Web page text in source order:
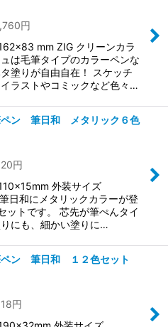
円
mm ZIG クリーンカラ
は毛筆タイプのカラーペンな
塗りが自由自在！ スケッチ
ラストやコミックなど色々…
ペン 筆日和 メタリック６色
円
外装サイズ
日和にメタリックカラーが登
ットです。 芯先が筆ぺんタイ
にも、細かい塗りに…
ペン 筆日和 １２色セット
円